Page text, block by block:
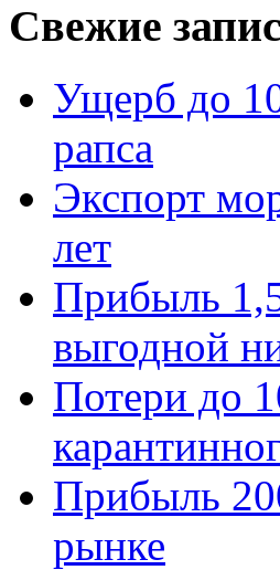
Свежие
Ущерб до
рапса
Экспорт
лет
Прибыль
выгодной
Потери до
Прибыль
рынке